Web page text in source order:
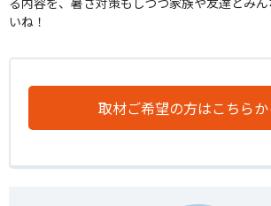
いね！
取材ご希望の方はこちらか